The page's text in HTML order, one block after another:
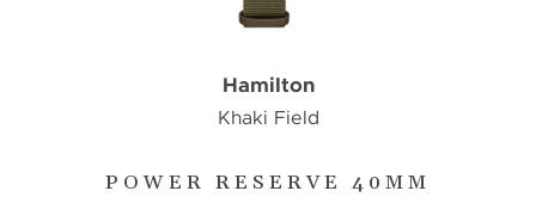
POWER RESERVE 40MM
Hamilton
Khaki Field